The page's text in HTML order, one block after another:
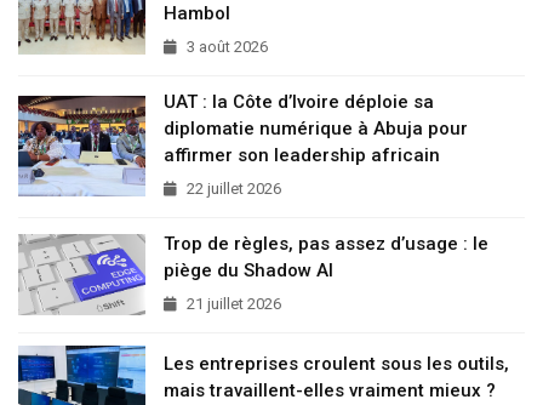
Hambol
3 août 2026
UAT : la Côte d’Ivoire déploie sa
diplomatie numérique à Abuja pour
affirmer son leadership africain
22 juillet 2026
Trop de règles, pas assez d’usage : le
piège du Shadow AI
21 juillet 2026
Les entreprises croulent sous les outils,
mais travaillent-elles vraiment mieux ?